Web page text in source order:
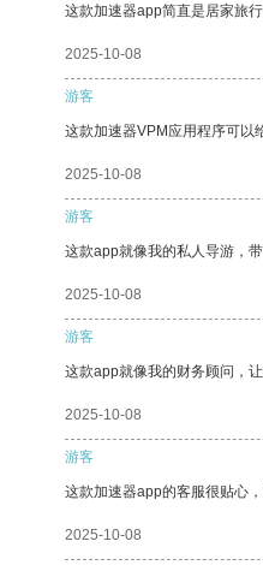
这款加速器app简直是居家旅
2025-10-08
游客
这款加速器VPM应用程序可以
2025-10-08
游客
这款app就像我的私人导游，
2025-10-08
游客
这款app就像我的财务顾问，让
2025-10-08
游客
这款加速器app的客服很贴心
2025-10-08